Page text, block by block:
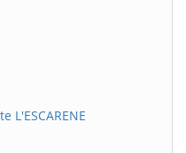
L'ESCARENE